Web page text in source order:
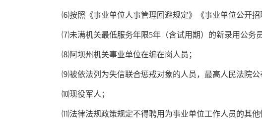
⑹按照《事业单位人事管理回避规定》《事业单位公开
⑺未满机关最低服务年限5年（含试用期）的新录用公务
⑻阿坝州机关事业单位在编在岗人员；
⑼被依法列为失信联合惩戒对象的人员，最高人民法院
⑽现役军人；
⑾法律法规政策规定不得聘用为事业单位工作人员的其他